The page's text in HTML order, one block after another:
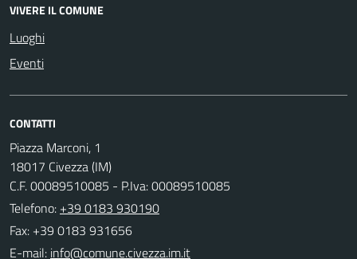
VIVERE IL COMUNE
Luoghi
Eventi
CONTATTI
Piazza Marconi, 1
18017 Civezza (IM)
C.F. 00089510085 - P.Iva: 00089510085
Telefono: +39 0183 930190
Fax: +39 0183 931656
E-mail: